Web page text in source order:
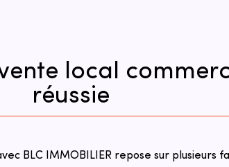
local
réussie
BLC IMMOBILIER repose sur plusieurs